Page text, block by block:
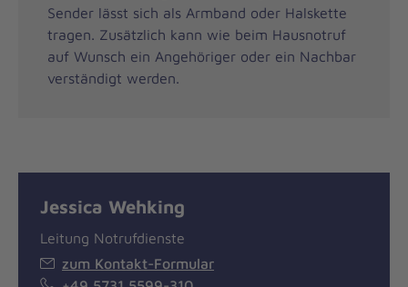
Sender lässt sich als Armband oder Halskette
tragen. Zusätzlich kann wie beim Hausnotruf
auf Wunsch ein Angehöriger oder ein Nachbar
verständigt werden.
Jessica Wehking
Leitung Notrufdienste
zum Kontakt-Formular